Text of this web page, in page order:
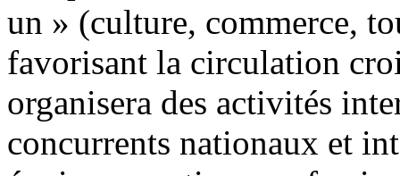
un » (culture, commerce,
favorisant la circulation
organisera des activités
concurrents nationaux et